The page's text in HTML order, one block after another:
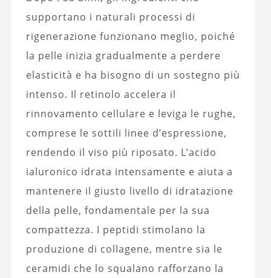
supportano i naturali processi di
rigenerazione funzionano meglio, poiché
la pelle inizia gradualmente a perdere
elasticità e ha bisogno di un sostegno più
intenso. Il retinolo accelera il
rinnovamento cellulare e leviga le rughe,
comprese le sottili linee d’espressione,
rendendo il viso più riposato. L’acido
ialuronico idrata intensamente e aiuta a
mantenere il giusto livello di idratazione
della pelle, fondamentale per la sua
compattezza. I peptidi stimolano la
produzione di collagene, mentre sia le
ceramidi che lo squalano rafforzano la